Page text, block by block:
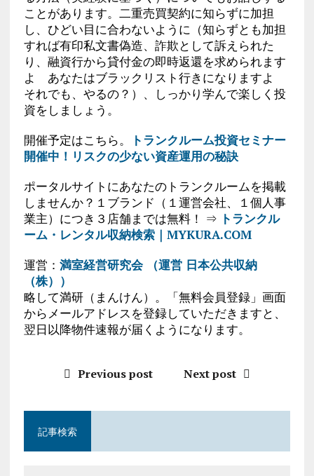
ことがあります。二重売買契約に知らずに加担
し、ひどい目に合わないように（知らずとも加担
すれば有印私文書偽造、詐欺として訴えられた
り、融資行から貸付金の即時返還を求められます
よ あなたはブラックリスト行きになりますよ
それでも、やるの？）、しっかり学んで楽しく投
資をしましょう。
開催予定はこちら。
トランクルーム投資セミナー
開催中！リスクの少ない資産運用の秘訣
ポータルサイトにあなたのトランクルームを掲載
しませんか？１ブランド（１運営会社、１個人事
業主）につき３店舗までは無料！ ⇒ トランクル
ーム・レンタル収納検索｜MYKURA.COM
運営： 満室経営研究会 （運営 日本公共収納
（株））
略して満研（まんけん）。「無料会員登録」画面
からメールアドレスを登録していただきますと、
翌日以降物件速報が届くようになります。
Previous post Next post
記事検索